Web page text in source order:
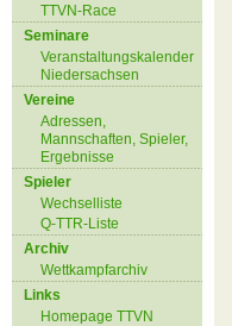
TTVN-Race
Seminare
Veranstaltungskalender
Niedersachsen
Vereine
Adressen,
Mannschaften, Spieler,
Ergebnisse
Spieler
Wechselliste
Q-TTR-Liste
Archiv
Wettkampfarchiv
Links
Homepage TTVN